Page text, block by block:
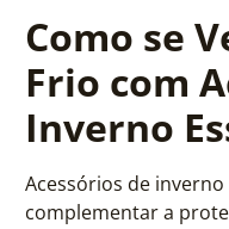
Como se
Frio com
Inverno
Acessórios de
complementar a